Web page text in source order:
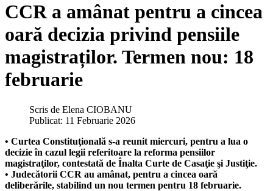
CCR a amânat pentru a cincea
oară decizia privind pensiile
magistraților. Termen nou: 18
februarie
Scris de Elena CIOBANU
Publicat: 11 Februarie 2026
• Curtea Constituţională s-a reunit miercuri, pentru a lua o
decizie în cazul legii referitoare la reforma pensiilor
magistraţilor, contestată de Înalta Curte de Casaţie şi Justiţie.
• Judecătorii CCR au amânat, pentru a cincea oară
deliberările, stabilind un nou termen pentru 18 februarie.